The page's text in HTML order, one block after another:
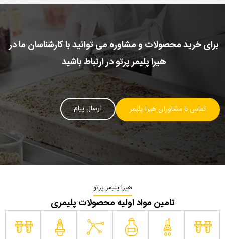
برای خرید محصولات و مشاوره می توانید با کارشناسان ما در
هیرا پلیمر پرتو در ارتباط باشید
تماس با مشاوران هیرا پلیمر ارسال پیام
هیرا پلیمر پرتو
تامین مواد اولیه محصولات پلیمری